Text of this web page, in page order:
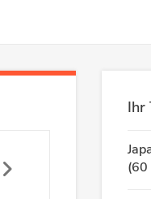
Ihr
(60